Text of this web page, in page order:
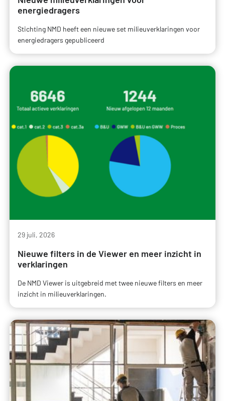
energiedragers
Stichting NMD heeft een nieuwe set milieuverklaringen voor
energiedragers gepubliceerd
29 juli, 2026
Nieuwe filters in de Viewer en meer inzicht in
verklaringen
De NMD Viewer is uitgebreid met twee nieuwe filters en meer
inzicht in milieuverklaringen.